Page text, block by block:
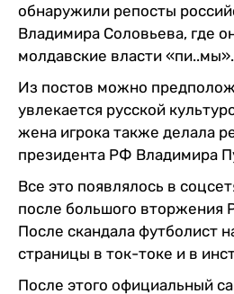
обнаружили репосты
Владимира Соловьева, где
молдавские власти «пи..мы».
Из постов можно
увлекается русской
жена игрока также делала
президента РФ Владимира
Все это появлялось в
после большого вторжения
После скандала футболист
страницы в ток-токе и в
После этого официальный